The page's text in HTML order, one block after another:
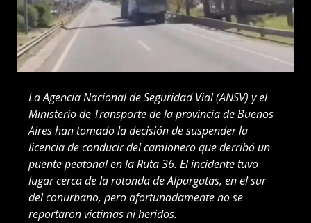
La Agencia Nacional de Seguridad Vial (ANSV) y el
Ministerio de Transporte de la provincia de Buenos
Aires han tomado la decisión de suspender la
licencia de conducir del camionero que derribó un
puente peatonal en la Ruta 36. El incidente tuvo
lugar cerca de la rotonda de Alpargatas, en el sur
del conurbano, pero afortunadamente no se
reportaron víctimas ni heridos.